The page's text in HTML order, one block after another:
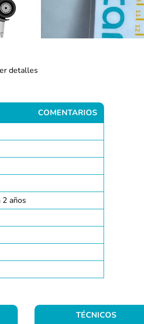
detalles
COMENTARIOS
años
TÉCNICOS